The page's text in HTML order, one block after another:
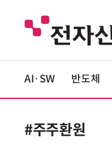
AI·SW 반도체
#주주환원